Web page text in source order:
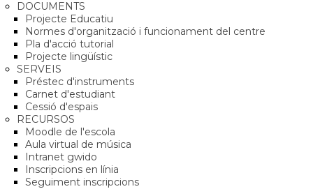
DOCUMENTS
Projecte Educatiu
Normes d'organització i funcionament del centre
Pla d'acció tutorial
Projecte lingüístic
SERVEIS
Préstec d'instruments
Carnet d'estudiant
Cessió d'espais
RECURSOS
Moodle de l'escola
Aula virtual de música
Intranet gwido
Inscripcions en línia
Seguiment inscripcions